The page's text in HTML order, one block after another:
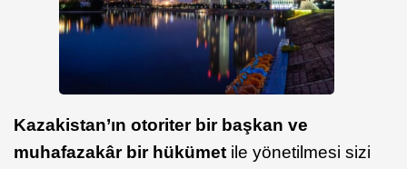
Kazakistan’ın otoriter bir başkan ve
muhafazakâr bir hükümet ile yönetilmesi sizi